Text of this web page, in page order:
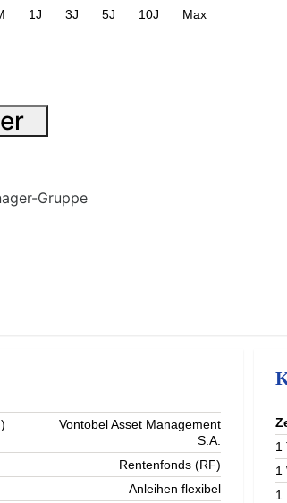
1J 3J 5J 10J Max
Vontobel Asset Management
S.A.
Rentenfonds (RF)
Anleihen flexibel
1
1
1
Gruppe